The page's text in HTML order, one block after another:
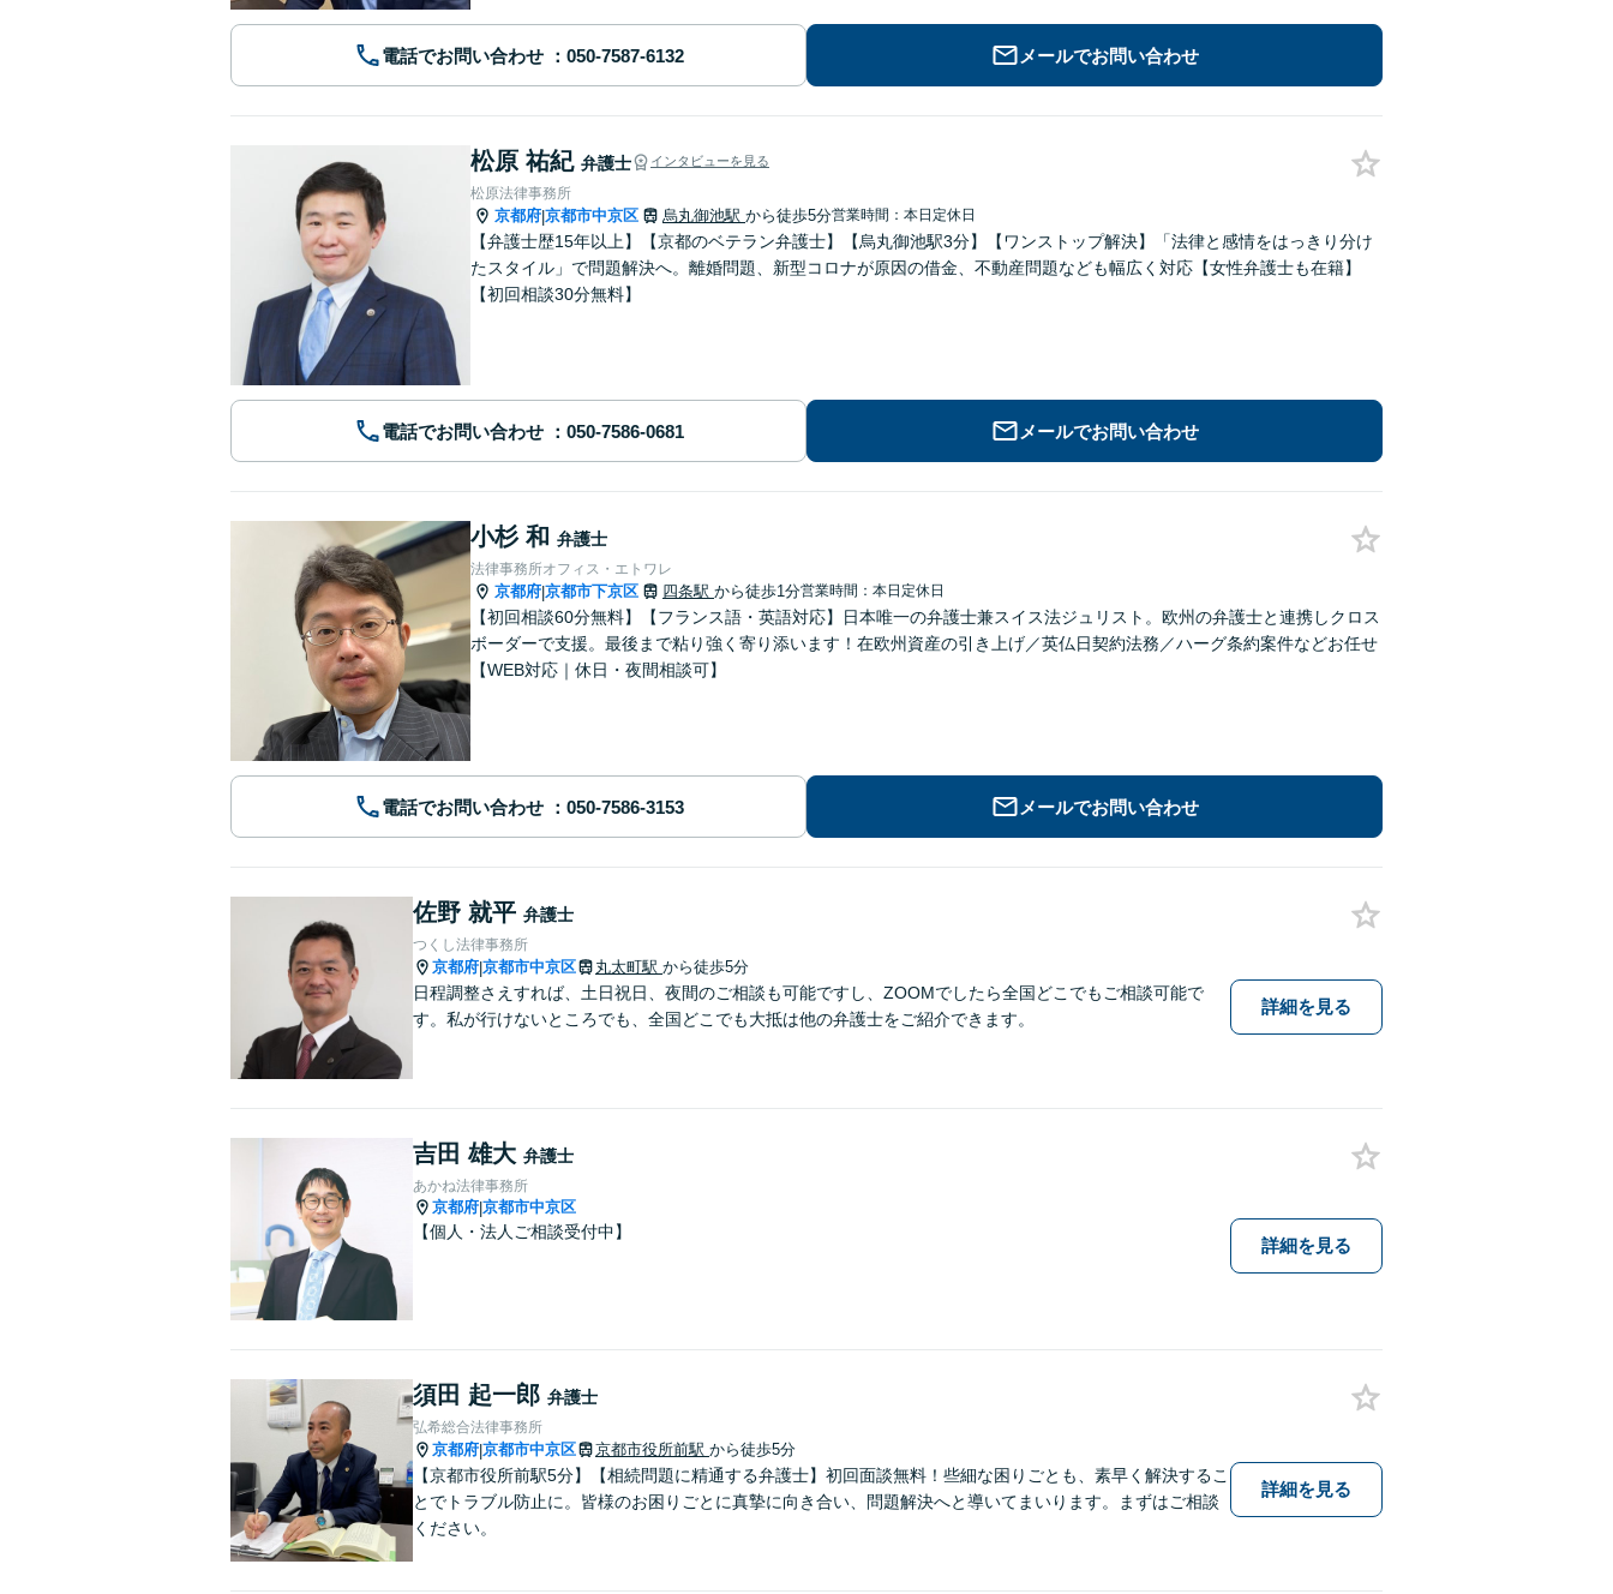
電話でお問い合わせ メールでお問い合わせ
松原 祐紀 弁護士 インタビューを見る
松原法律事務所
京都府|京都市中京区 烏丸御池駅 から徒歩5分営業時間：本日定休日
【弁護士歴15年以上】【京都のベテラン弁護士】【烏丸御池駅3分】【ワンストップ解決】「法律と感情をはっきり分け
たスタイル」で問題解決へ。離婚問題、新型コロナが原因の借金、不動産問題なども幅広く対応【女性弁護士も在籍】
【初回相談30分無料】
電話でお問い合わせ メールでお問い合わせ
小杉 和 弁護士
法律事務所オフィス・エトワレ
京都府|京都市下京区 四条駅 から徒歩1分営業時間：本日定休日
【初回相談60分無料】【フランス語・英語対応】日本唯一の弁護士兼スイス法ジュリスト。欧州の弁護士と連携しクロス
ボーダーで支援。最後まで粘り強く寄り添います！在欧州資産の引き上げ／英仏日契約法務／ハーグ条約案件などお任せ
【WEB対応｜休日・夜間相談可】
電話でお問い合わせ メールでお問い合わせ
佐野 就平 弁護士
つくし法律事務所
京都府|京都市中京区 丸太町駅 から徒歩5分
日程調整さえすれば、土日祝日、夜間のご相談も可能ですし、ZOOMでしたら全国どこでもご相談可能で
す。私が行けないところでも、全国どこでも大抵は他の弁護士をご紹介できます。
詳細を見る
吉田 雄大 弁護士
あかね法律事務所
京都府|京都市中京区
【個人・法人ご相談受付中】
詳細を見る
須田 起一郎 弁護士
弘希総合法律事務所
京都府|京都市中京区 京都市役所前駅 から徒歩5分
【京都市役所前駅5分】【相続問題に精通する弁護士】初回面談無料！些細な困りごとも、素早く解決するこ
とでトラブル防止に。皆様のお困りごとに真摯に向き合い、問題解決へと導いてまいります。まずはご相談
ください。
詳細を見る